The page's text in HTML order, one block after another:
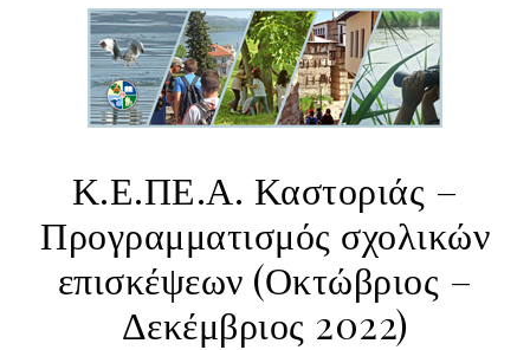
Κ.Ε.ΠΕ.Α. Καστοριάς –
Προγραμματισμός σχολικών
επισκέψεων (Οκτώβριος –
Δεκέμβριος 2022)